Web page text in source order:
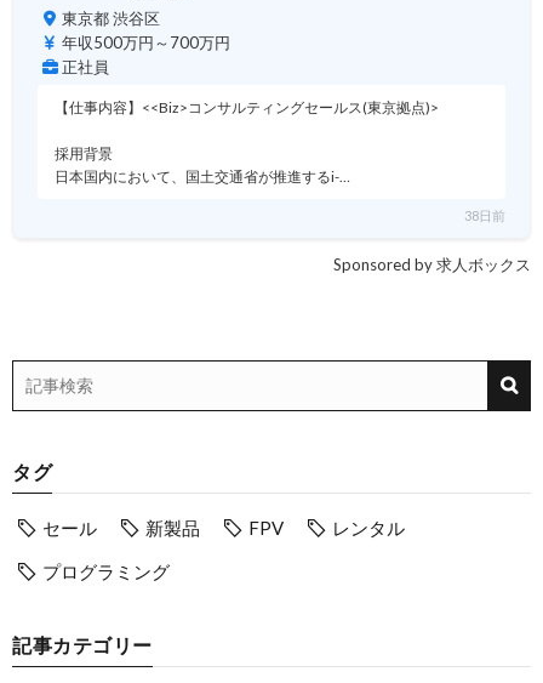
東京都 渋谷区
年収500万円～700万円
正社員
【仕事内容】<<Biz>コンサルティングセールス(東京拠点)>
採用背景
日本国内において、国土交通省が推進するi-…
38日前
Sponsored by 求人ボックス
タグ
セール 新製品 FPV
レンタル
プログラミング
記事カテゴリー